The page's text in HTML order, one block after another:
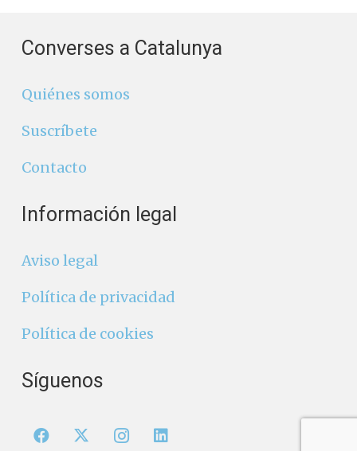
Converses a Catalunya
Quiénes somos
Suscríbete
Contacto
Información legal
Aviso legal
Política de privacidad
Política de cookies
Síguenos